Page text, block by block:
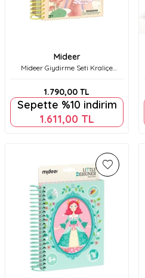
Mideer
Mideer Giydirme Seti Kraliçe
1.790,00 TL
Sepette %10 indirim
1.611,00 TL